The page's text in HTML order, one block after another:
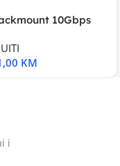
10Gbps
KM
i